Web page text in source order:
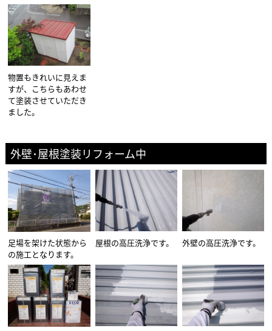
物置もきれいに見えま
すが、こちらもあわせ
て塗装させていただき
ました。
外壁･屋根塗装リフォーム中
足場を架けた状態から
の施工となります。
屋根の高圧洗浄です。 外壁の高圧洗浄です。